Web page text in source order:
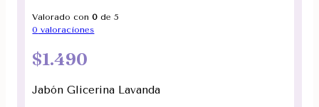
Valorado con0 de 5
0 valoraciones
$1.490
Jabón Glicerina Lavanda